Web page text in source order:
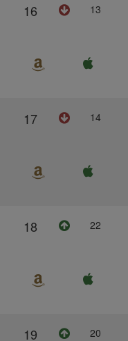
16 13
17 14
18 22
19 20